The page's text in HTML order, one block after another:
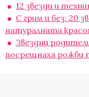
12 звезди и
С грим и без: 20
натуралната
Звездни
посрещнаха рожби